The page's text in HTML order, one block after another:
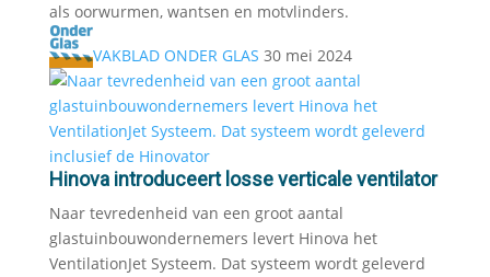
als oorwurmen, wantsen en motvlinders.
VAKBLAD ONDER GLAS 30 mei 2024
Hinova introduceert losse verticale ventilator
Naar tevredenheid van een groot aantal
glastuinbouwondernemers levert Hinova het
VentilationJet Systeem. Dat systeem wordt geleverd